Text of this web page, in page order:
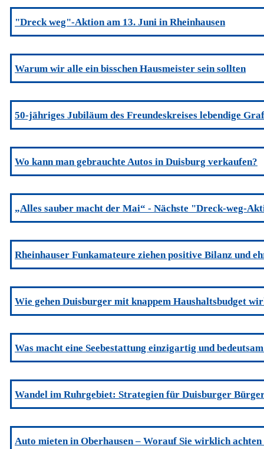
"Dreck weg"-Aktion am 13. Juni in Rheinhausen
Warum wir alle ein bisschen Hausmeister sein sollten
50-jähriges Jubiläum des Freundeskreises lebendige
Wo kann man gebrauchte Autos in Duisburg verkaufen?
„Alles sauber macht der Mai“ - Nächste "Dreck-weg-
Rheinhauser Funkamateure ziehen positive Bilanz und
Wie gehen Duisburger mit knappem Haushaltsbudget
Was macht eine Seebestattung einzigartig und
Wandel im Ruhrgebiet: Strategien für Duisburger
Auto mieten in Oberhausen – Worauf Sie wirklich